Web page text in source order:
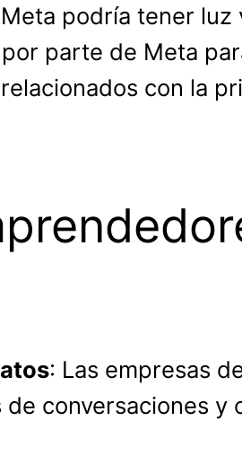
podría tener
parte de Meta
con la
: Las empresas
conversaciones